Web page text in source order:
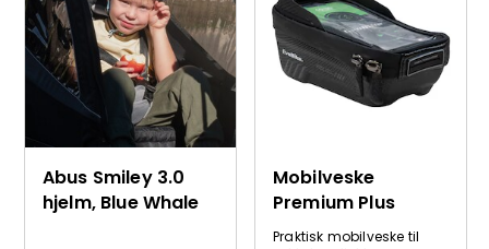
Abus Smiley 3.0
hjelm, Blue Whale
Mobilveske
Premium Plus
Praktisk mobilveske til